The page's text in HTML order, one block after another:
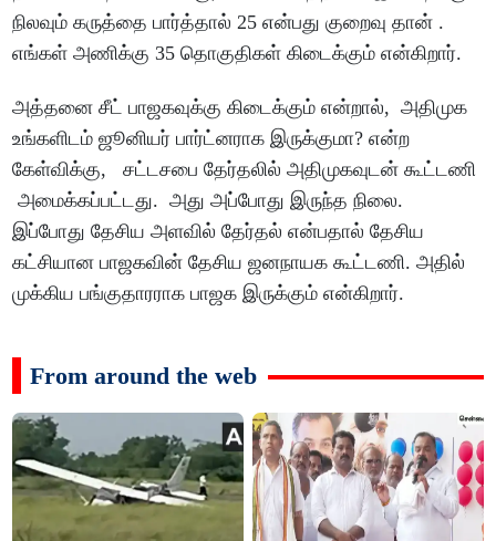
நிலவும் கருத்தை பார்த்தால் 25 என்பது குறைவு தான் .
எங்கள் அணிக்கு 35 தொகுதிகள் கிடைக்கும் என்கிறார்.
அத்தனை சீட் பாஜகவுக்கு கிடைக்கும் என்றால், அதிமுக
உங்களிடம் ஜூனியர் பார்ட்னராக இருக்குமா? என்ற
கேள்விக்கு, சட்டசபை தேர்தலில் அதிமுகவுடன் கூட்டணி
அமைக்கப்பட்டது. அது அப்போது இருந்த நிலை.
இப்போது தேசிய அளவில் தேர்தல் என்பதால் தேசிய
கட்சியான பாஜகவின் தேசிய ஜனநாயக கூட்டணி. அதில்
முக்கிய பங்குதாரராக பாஜக இருக்கும் என்கிறார்.
From around the web